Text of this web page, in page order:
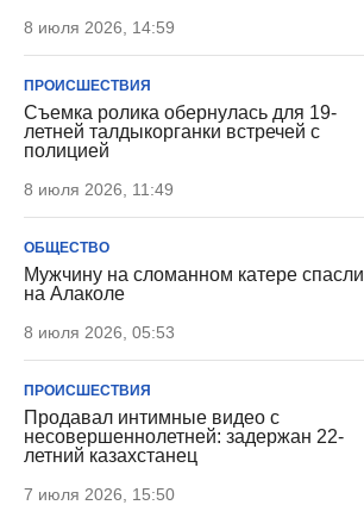
8 июля 2026, 14:59
ПРОИСШЕСТВИЯ
Съемка ролика обернулась для 19-
летней талдыкорганки встречей с
полицией
8 июля 2026, 11:49
ОБЩЕСТВО
Мужчину на сломанном катере спасли
на Алаколе
8 июля 2026, 05:53
ПРОИСШЕСТВИЯ
Продавал интимные видео с
несовершеннолетней: задержан 22-
летний казахстанец
7 июля 2026, 15:50